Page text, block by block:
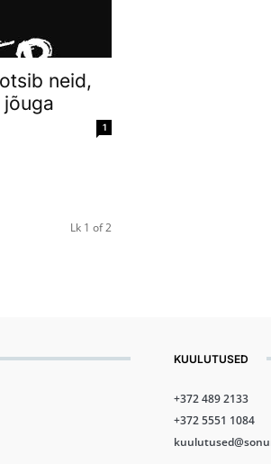
neid,
1
Lk 1 of 2
KUULUTUSED
+372 489 2133
+372 5551 1084